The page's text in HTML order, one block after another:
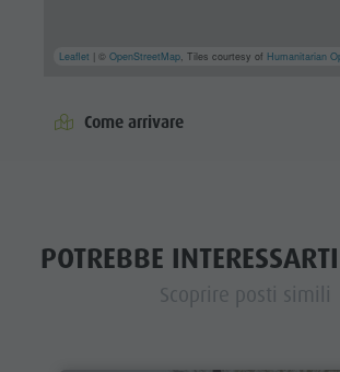
Leaflet | ©OpenStreetMap, Tiles courtesy of Humanitarian
Come arrivare
POTREBBE
Scoprire posti simili